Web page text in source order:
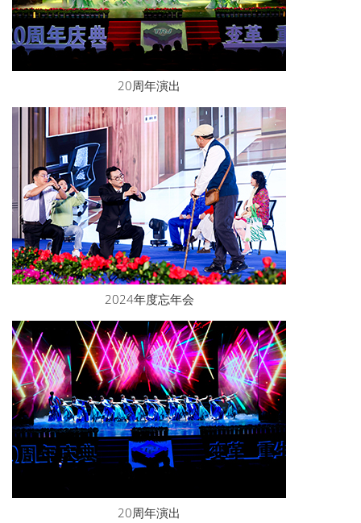
20周年演出
2024年度忘年会
20周年演出